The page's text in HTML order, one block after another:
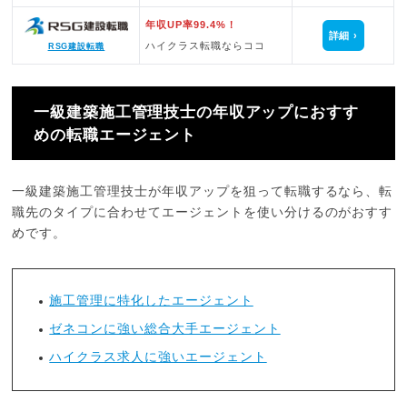
RSG建設転職
年収UP率99.4%！
ハイクラス転職ならココ
詳細
一級建築施工管理技士の年収アップにおすす
めの転職エージェント
一級建築施工管理技士が年収アップを狙って転職するなら、転
職先のタイプに合わせてエージェントを使い分けるのがおすす
めです。
施工管理に特化したエージェント
ゼネコンに強い総合大手エージェント
ハイクラス求人に強いエージェント